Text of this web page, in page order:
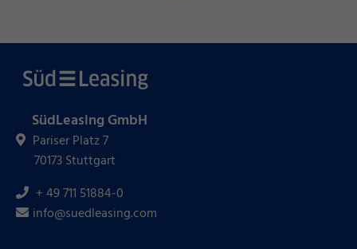
SüdLeasing GmbH
Pariser Platz 7
70173 Stuttgart
+ 49 711 51884-0
info@suedleasing.com